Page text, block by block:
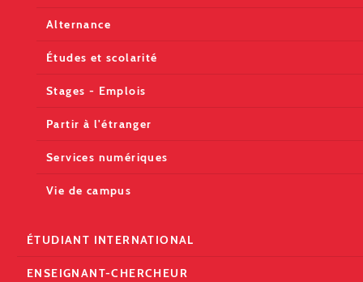
Alternance
Études et scolarité
Stages - Emplois
Partir à l'étranger
Services numériques
Vie de campus
ÉTUDIANT INTERNATIONAL
ENSEIGNANT-CHERCHEUR